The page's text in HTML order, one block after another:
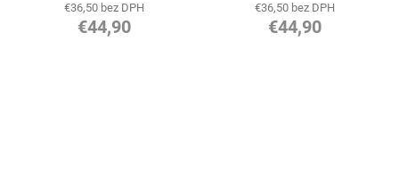
€36,50 bez DPH
€44,90
€36,50 bez DPH
€44,90